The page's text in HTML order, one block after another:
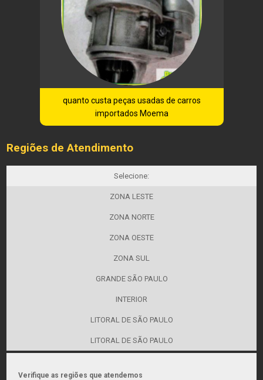
quanto custa peças usadas de carros
importados Moema
Regiões de Atendimento
Selecione:
ZONA LESTE
ZONA NORTE
ZONA OESTE
ZONA SUL
GRANDE SÃO PAULO
INTERIOR
LITORAL DE SÃO PAULO
LITORAL DE SÃO PAULO
Verifique as regiões que atendemos